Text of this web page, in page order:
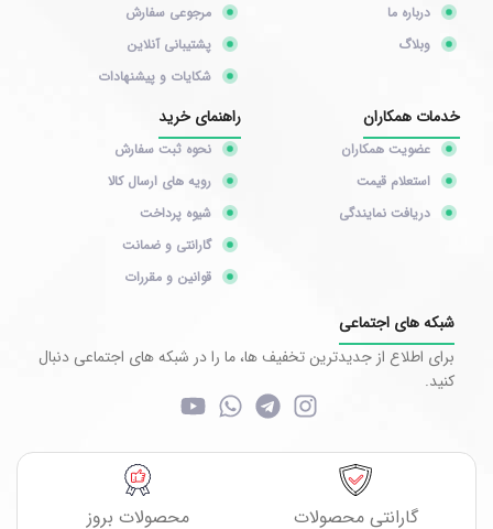
درباره ما
وبلاگ
مرجوعی سفارش
پشتیبانی آنلاین
شکایات و پیشنهادات
خدمات همکاران
عضویت همکاران
استعلام قیمت
دریافت نمایندگی
راهنمای خرید
نحوه ثبت سفارش
رویه های ارسال کالا
شیوه پرداخت
گارانتی و ضمانت
قوانین و مقررات
شبکه های اجتماعی
برای اطلاع از جدیدترین تخفیف ها، ما را در شبکه های اجتماعی دنبال
کنید.
گارانتی محصولات محصولات بروز